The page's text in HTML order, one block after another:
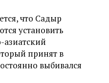
что Садыр
установить
принят в
выбивался